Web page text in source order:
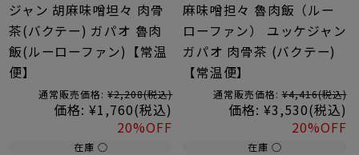
ジャン 胡麻味噌坦々 肉骨
茶(バクテー) ガパオ 魯肉
飯(ルーローファン)【常温
便】
通常販売価格: ¥2,208(税込)
価格: ¥1,760(税込)
20%OFF
在庫 ○
麻味噌担々 魯肉飯（ルー
ローファン） ユッケジャン
ガパオ 肉骨茶 (バクテー)
【常温便】
通常販売価格: ¥4,416(税込)
価格: ¥3,530(税込)
20%OFF
在庫 ○